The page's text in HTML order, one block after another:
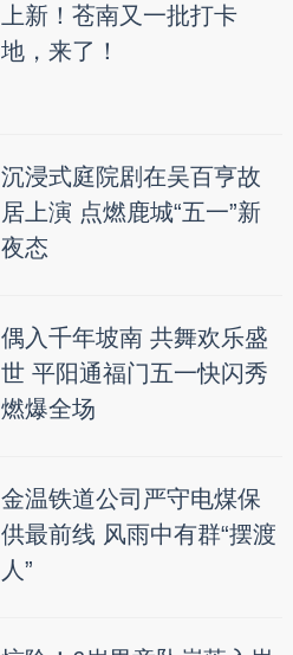
上新！苍南又一批打卡
地，来了！
沉浸式庭院剧在吴百亨故
居上演 点燃鹿城“五一”新
夜态
偶入千年坡南 共舞欢乐盛
世 平阳通福门五一快闪秀
燃爆全场
金温铁道公司严守电煤保
供最前线 风雨中有群“摆渡
人”